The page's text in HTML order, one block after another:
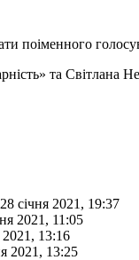
поіменного
та Світлана
28 січня 2021, 19:37
2021, 11:05
2021, 13:16
2021, 13:25